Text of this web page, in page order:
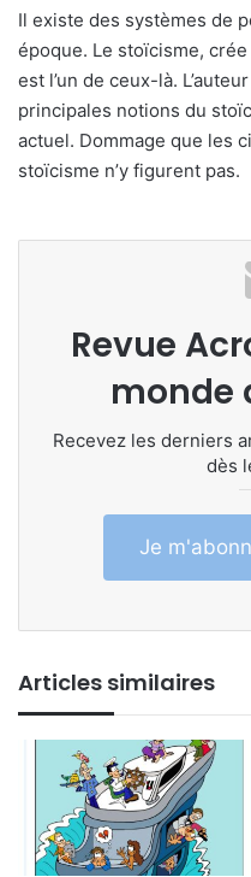
Il existe des systèmes de
époque. Le stoïcisme, crée
est l’un de ceux-là.
principales notions du
actuel. Dommage que les
stoïcisme n’y figurent pas.
Revue
monde
Recevez les derniers
dès
Je
Articles similaires